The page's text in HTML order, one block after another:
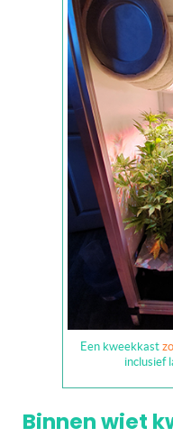
Een kweekkast
inclusief
Binnen wiet